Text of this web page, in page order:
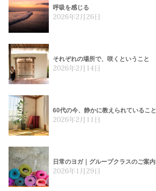
呼吸を感じる
2026年2月26日
それぞれの場所で、咲くということ
2026年2月14日
60代の今、静かに教えられていること
2026年2月11日
日常のヨガ｜グループクラスのご案内
2026年1月29日